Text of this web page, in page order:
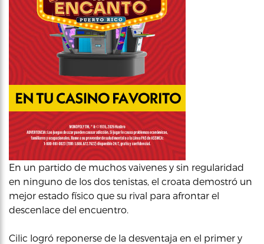
En un partido de muchos vaivenes y sin regularidad
en ninguno de los dos tenistas, el croata demostró un
mejor estado físico que su rival para afrontar el
descenlace del encuentro.
Cilic logró reponerse de la desventaja en el primer y